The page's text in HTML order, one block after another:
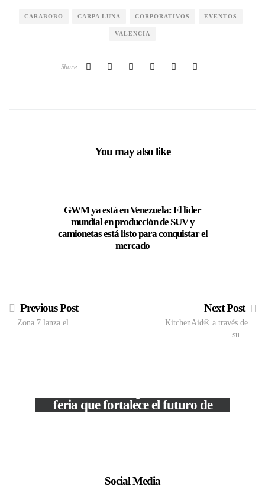
CARABOBO CARPA LUNA CORPORATIVOS EVENTOS
VALENCIA
Share
You may also like
GWM ya está en Venezuela: El líder
mundial en producción de SUV y
camionetas está listo para conquistar el
mercado
Previous Post
Zona 7 lanza el…
Next Post
KitchenAid® a través de
su…
feria que fortalece el futuro de
Social Media